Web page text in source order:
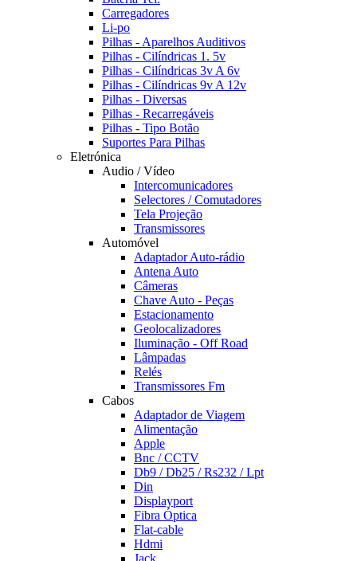
Carregadores
Li-po
Pilhas - Aparelhos Auditivos
Pilhas - Cilíndricas 1. 5v
Pilhas - Cilíndricas 3v A 6v
Pilhas - Cilíndricas 9v A 12v
Pilhas - Diversas
Pilhas - Recarregáveis
Pilhas - Tipo Botão
Suportes Para Pilhas
Eletrónica
Audio / Vídeo
Intercomunicadores
Selectores / Comutadores
Tela Projeção
Transmissores
Automóvel
Adaptador Auto-rádio
Antena Auto
Câmeras
Chave Auto - Peças
Estacionamento
Geolocalizadores
Iluminação - Off Road
Lâmpadas
Relés
Transmissores Fm
Cabos
Adaptador de Viagem
Alimentação
Apple
Bnc / CCTV
Db9 / Db25 / Rs232 / Lpt
Din
Displayport
Fibra Óptica
Flat-cable
Hdmi
Jack